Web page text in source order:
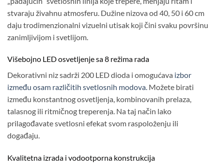
stvaraju živahnu atmosferu. Dužine nizova od 40, 50 i 60 cm
daju trodimenzionalni vizuelni utisak koji čini svaku površinu
zanimljivijom i svetlijom.
Višebojno LED osvetljenje sa 8 režima rada
Dekorativni niz sadrži 200 LED dioda i omogućava izbor
između osam različitih svetlosnih modova. Možete birati
između konstantnog osvetljenja, kombinovanih prelaza,
talasnog ili ritmičnog treperenja. Na taj način lako
prilagođavate svetlosni efekat svom raspoloženju ili
događaju.
Kvalitetna izrada i vodootporna konstrukcija